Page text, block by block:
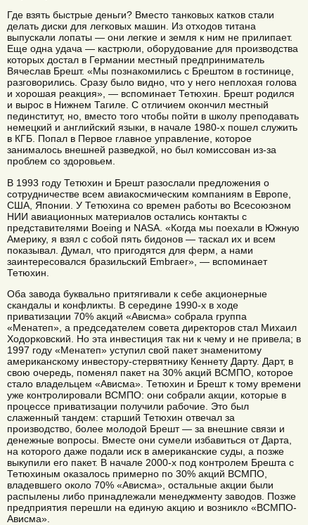
Где взять быстрые деньги? Вместо танковых катков стали
делать диски для легковых машин. Из отходов титана
выпускали лопаты — они легкие и земля к ним не прилипает.
Еще одна удача — кастрюли, оборудование для производства
которых достал в Германии местный предприниматель
Вячеслав Брешт. «Мы познакомились с Брештом в гостинице,
разговорились. Сразу было видно, что у него неплохая голова
и хорошая реакция», — вспоминает Тетюхин. Брешт родился
и вырос в Нижнем Тагиле. С отличием окончил местный
пединститут, но, вместо того чтобы пойти в школу преподавать
немецкий и английский языки, в начале 1980-х пошел служить
в КГБ. Попал в Первое главное управление, которое
занималось внешней разведкой, но был комиссован из-за
проблем со здоровьем.
В 1993 году Тетюхин и Брешт разослали предложения о
сотрудничестве всем авиакосмическим компаниям в Европе,
США, Японии. У Тетюхина со времен работы во Всесоюзном
НИИ авиационных материалов остались контакты с
представителями Boeing и NASA. «Когда мы поехали в Южную
Америку, я взял с собой пять бидонов — таскал их и всем
показывал. Думал, что пригодятся для ферм, а нами
заинтересовался бразильский Еmbraer», — вспоминает
Тетюхин.
Оба завода буквально притягивали к себе акционерные
скандалы и конфликты. В середине 1990-х в ходе
приватизации 70% акций «Ависма» собрала группа
«Менатеп», а председателем совета директоров стал Михаил
Ходорковский. Но эта инвестиция так ни к чему и не привела; в
1997 году «Менатеп» уступил свой пакет знаменитому
американскому инвестору-стервятнику Кеннету Дарту. Дарт, в
свою очередь, поменял пакет на 30% акций ВСМПО, которое
стало владельцем «Ависма». Тетюхин и Брешт к тому времени
уже контролировали ВСМПО: они собрали акции, которые в
процессе приватизации получили рабочие. Это был
слаженный тандем: старший Тетюхин отвечал за
производство, более молодой Брешт — за внешние связи и
денежные вопросы. Вместе они сумели избавиться от Дарта,
на которого даже подали иск в американские суды, а позже
выкупили его пакет. В начале 2000-х под контролем Брешта с
Тетюхиным оказалось примерно по 30% акций ВСМПО,
владевшего около 70% «Ависма», остальные акции были
распылены либо принадлежали менеджменту заводов. Позже
предприятия перешли на единую акцию и возникло «ВСМПО-
Ависма».